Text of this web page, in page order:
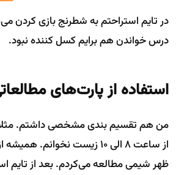
در تایم استراحتم به شطرنج بازی کردن
درس خواندن هم برایم کسل کننده نبود.
استفاده از پارت‌های
من هم تقسیم بندی مشخصی داشتم.
ظهر شیمی مطالعه می‌کردم. بعد از تایم